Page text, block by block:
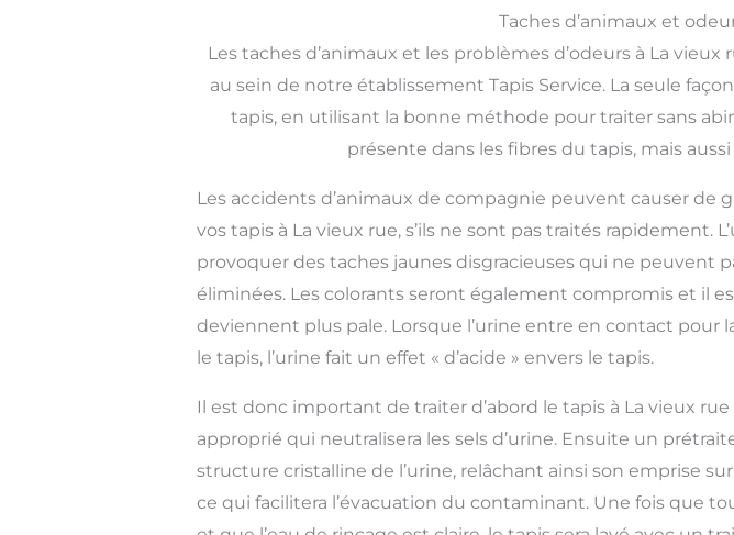
Taches d’animaux et
Les taches d’animaux et les problèmes d’odeurs à La
au sein de notre établissement Tapis Service. La seule
tapis, en utilisant la bonne méthode pour traiter sans
présente dans les fibres du tapis, mais
Les accidents d’animaux de compagnie peuvent causer de
vos tapis à La vieux rue, s’ils ne sont pas traités rapidement.
provoquer des taches jaunes disgracieuses qui ne peuvent
éliminées. Les colorants seront également compromis et il
deviennent plus pale. Lorsque l’urine entre en contact pour
le tapis, l’urine fait un effet « d’acide » envers le tapis.
Il est donc important de traiter d’abord le tapis à La vieux
approprié qui neutralisera les sels d’urine. Ensuite un
structure cristalline de l’urine, relâchant ainsi son emprise
ce qui facilitera l’évacuation du contaminant. Une fois que